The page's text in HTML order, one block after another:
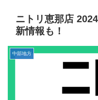
ニトリ恵那店
新情報も！
中部地方